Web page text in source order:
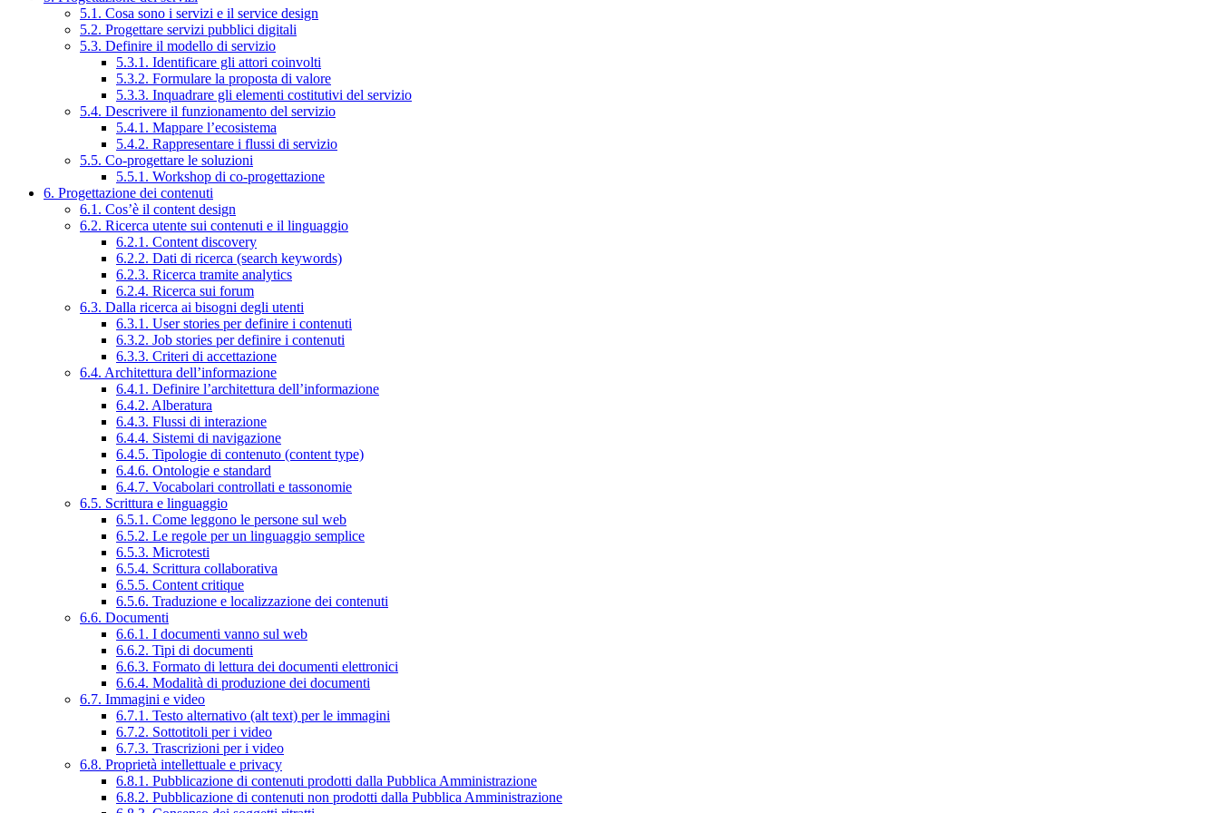
5.1. Cosa sono i servizi e il service design
5.2. Progettare servizi pubblici digitali
5.3. Definire il modello di servizio
5.3.1. Identificare gli attori coinvolti
5.3.2. Formulare la proposta di valore
5.3.3. Inquadrare gli elementi costitutivi del servizio
5.4. Descrivere il funzionamento del servizio
5.4.1. Mappare l’ecosistema
5.4.2. Rappresentare i flussi di servizio
5.5. Co-progettare le soluzioni
5.5.1. Workshop di co-progettazione
6. Progettazione dei contenuti
6.1. Cos’è il content design
6.2. Ricerca utente sui contenuti e il linguaggio
6.2.1. Content discovery
6.2.2. Dati di ricerca (search keywords)
6.2.3. Ricerca tramite analytics
6.2.4. Ricerca sui forum
6.3. Dalla ricerca ai bisogni degli utenti
6.3.1. User stories per definire i contenuti
6.3.2. Job stories per definire i contenuti
6.3.3. Criteri di accettazione
6.4. Architettura dell’informazione
6.4.1. Definire l’architettura dell’informazione
6.4.2. Alberatura
6.4.3. Flussi di interazione
6.4.4. Sistemi di navigazione
6.4.5. Tipologie di contenuto (content type)
6.4.6. Ontologie e standard
6.4.7. Vocabolari controllati e tassonomie
6.5. Scrittura e linguaggio
6.5.1. Come leggono le persone sul web
6.5.2. Le regole per un linguaggio semplice
6.5.3. Microtesti
6.5.4. Scrittura collaborativa
6.5.5. Content critique
6.5.6. Traduzione e localizzazione dei contenuti
6.6. Documenti
6.6.1. I documenti vanno sul web
6.6.2. Tipi di documenti
6.6.3. Formato di lettura dei documenti elettronici
6.6.4. Modalità di produzione dei documenti
6.7. Immagini e video
6.7.1. Testo alternativo (alt text) per le immagini
6.7.2. Sottotitoli per i video
6.7.3. Trascrizioni per i video
6.8. Proprietà intellettuale e privacy
6.8.1. Pubblicazione di contenuti prodotti dalla Pubblica Amministrazione
6.8.2. Pubblicazione di contenuti non prodotti dalla Pubblica Amministrazione